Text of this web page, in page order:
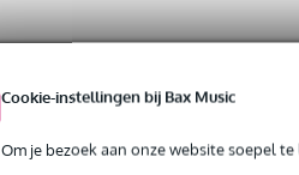
Cookie-instellingen bij Bax Music
Om je bezoek aan onze website soepel